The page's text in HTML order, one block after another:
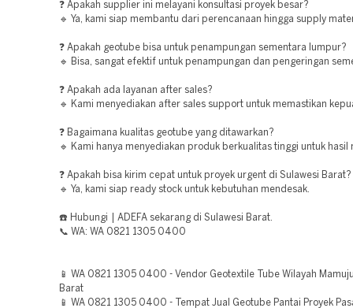
❓ Apakah supplier ini melayani konsultasi proyek besar?
🔹 Ya, kami siap membantu dari perencanaan hingga supply
❓ Apakah geotube bisa untuk penampungan sementara lumpur?
🔹 Bisa, sangat efektif untuk penampungan dan pengeringan
❓ Apakah ada layanan after sales?
🔹 Kami menyediakan after sales support untuk memastikan
❓ Bagaimana kualitas geotube yang ditawarkan?
🔹 Kami hanya menyediakan produk berkualitas tinggi untuk hasil
❓ Apakah bisa kirim cepat untuk proyek urgent di Sulawesi Barat?
🔹 Ya, kami siap ready stock untuk kebutuhan mendesak.
☎️ Hubungi | ADEFA sekarang di Sulawesi Barat.
📞 WA: WA 0821 1305 0400
📱 WA 0821 1305 0400 - Vendor Geotextile Tube Wilayah
Barat
📱 WA 0821 1305 0400 - Tempat Jual Geotube Pantai Proyek